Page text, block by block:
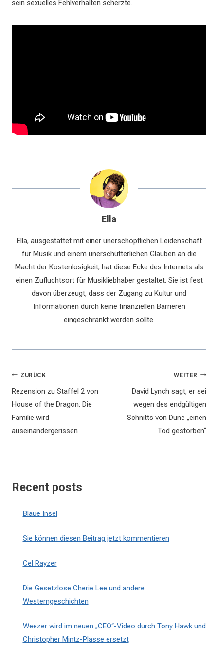
sein sexuelles Fehlverhalten scherzte.
Ella
Ella, ausgestattet mit einer unerschöpflichen Leidenschaft
für Musik und einem unerschütterlichen Glauben an die
Macht der Kostenlosigkeit, hat diese Ecke des Internets als
einen Zufluchtsort für Musikliebhaber gestaltet. Sie ist fest
davon überzeugt, dass der Zugang zu Kultur und
Informationen durch keine finanziellen Barrieren
eingeschränkt werden sollte.
Beitragsnavigation
ZURÜCK
Rezension zu Staffel 2 von
House of the Dragon: Die
Familie wird
auseinandergerissen
WEITER
David Lynch sagt, er sei
wegen des endgültigen
Schnitts von Dune „einen
Tod gestorben“
Recent posts
Blaue Insel
Sie können diesen Beitrag jetzt kommentieren
Cel Rayzer
Die Gesetzlose Cherie Lee und andere
Westerngeschichten
Weezer wird im neuen „CEO“-Video durch Tony Hawk und
Christopher Mintz-Plasse ersetzt